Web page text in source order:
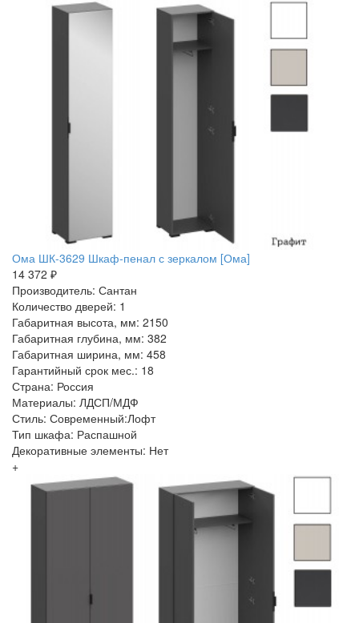
Ома ШК-3629 Шкаф-пенал с зеркалом [Ома]
14 372 ₽
Производитель: Сантан
Количество дверей: 1
Габаритная высота, мм: 2150
Габаритная глубина, мм: 382
Габаритная ширина, мм: 458
Гарантийный срок мес.: 18
Страна: Россия
Материалы: ЛДСП/МДФ
Стиль: Современный:Лофт
Тип шкафа: Распашной
Декоративные элементы: Нет
+